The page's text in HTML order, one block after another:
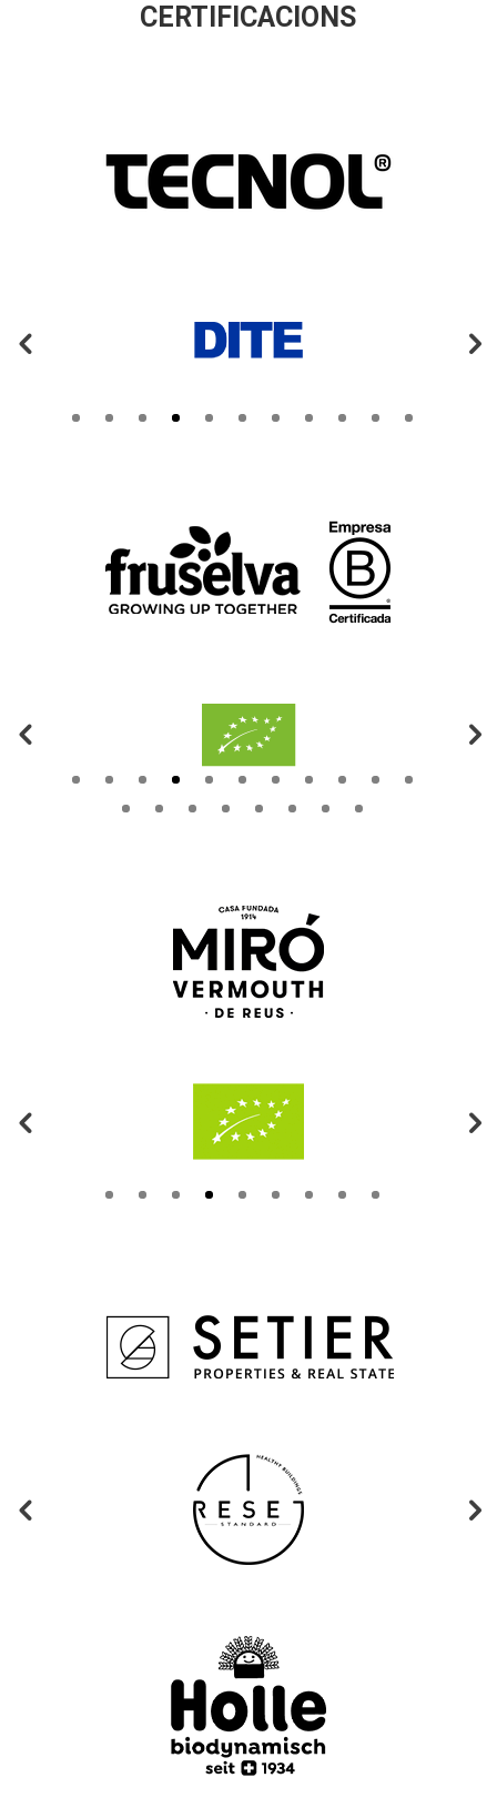
CERTIFICACIONS